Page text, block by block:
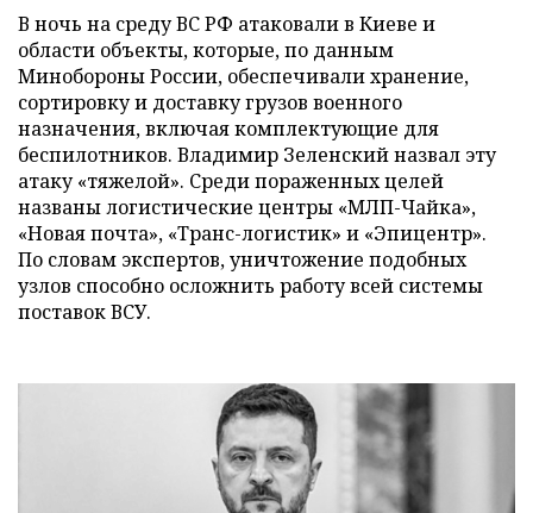
В ночь на среду ВС РФ атаковали в Киеве и
области объекты, которые, по данным
Минобороны России, обеспечивали хранение,
сортировку и доставку грузов военного
назначения, включая комплектующие для
беспилотников. Владимир Зеленский назвал эту
атаку «тяжелой». Среди пораженных целей
названы логистические центры «МЛП-Чайка»,
«Новая почта», «Транс-логистик» и «Эпицентр».
По словам экспертов, уничтожение подобных
узлов способно осложнить работу всей системы
поставок ВСУ.